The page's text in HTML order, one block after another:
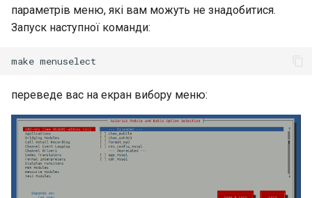
параметрів меню, які вам можуть не знадобитися.
Запуск наступної команди:
make
переведе вас на екран вибору меню: